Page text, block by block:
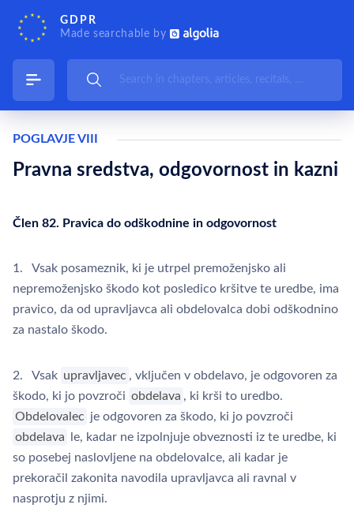
GDPR
Made searchable by
POGLAVJE VIII
Pravna sredstva, odgovornost in kazni
Člen 82. Pravica do odškodnine in odgovornost
1. Vsak posameznik, ki je utrpel premoženjsko ali
nepremoženjsko škodo kot posledico kršitve te uredbe, ima
pravico, da od upravljavca ali obdelovalca dobi odškodnino
za nastalo škodo.
2. Vsak upravljavec , vključen v obdelavo, je odgovoren za
škodo, ki jo povzroči obdelava , ki krši to uredbo.
Obdelovalec je odgovoren za škodo, ki jo povzroči
obdelava
le, kadar ne izpolnjuje obveznosti iz te uredbe, ki
so posebej naslovljene na obdelovalce, ali kadar je
prekoračil zakonita navodila upravljavca ali ravnal v
nasprotju z njimi.